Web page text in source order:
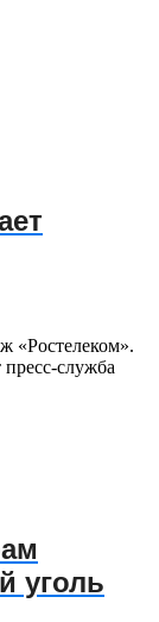
«Ростелеком».
служба
уголь